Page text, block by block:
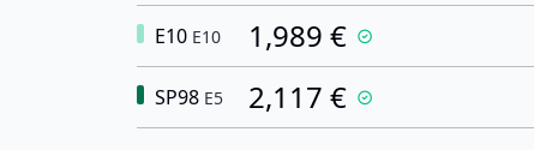
E10 E10 1,989 €
SP98 E5 2,117 €